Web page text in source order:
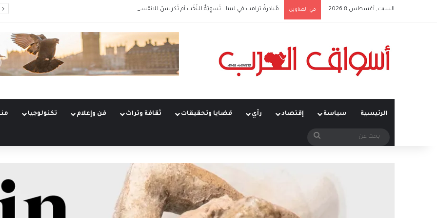
السبت, أغسطس 8 2026 في العناوين مُبادرةُ ترامب في ليبيا… تَسوِيَةٌ للنُخَب أم تَكريسٌ للانقسام؟
الرئيسية سياسة إقتصاد رأي قضايا وتحقيقات ثقافة وتراث فن وإعلام تكنولوجيا
بحث